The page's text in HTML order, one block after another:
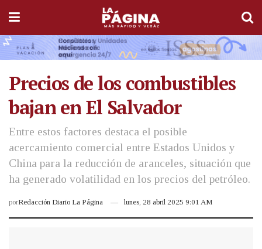
Precios de los combustibles
bajan en El Salvador
Entre estos factores destaca el posible
acercamiento comercial entre Estados Unidos y
China para la reducción de aranceles, situación que
ha generado volatilidad en los precios del petróleo.
porRedacción Diario La Página lunes, 28 abril 2025 9:01 AM